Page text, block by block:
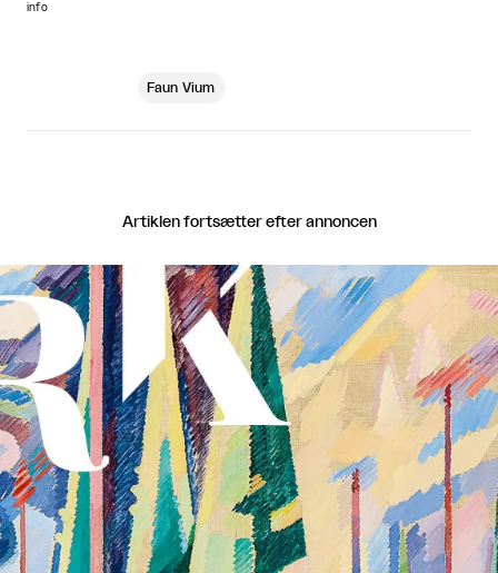
info
Faun Vium
Artiklen fortsætter efter annoncen